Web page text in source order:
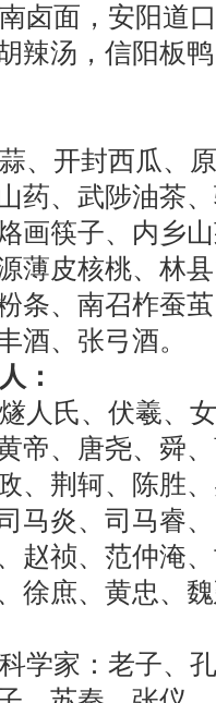
卤面，安阳道
辣汤，信阳板
、开封西瓜、
药、武陟油茶
画筷子、内乡
薄皮核桃、林
条、南召柞蚕
酒、张弓酒。
：
人氏、伏羲、
帝、唐尧、舜
、荆轲、陈胜
马炎、司马睿
赵祯、范仲淹
徐庶、黄忠、
学家：老子、